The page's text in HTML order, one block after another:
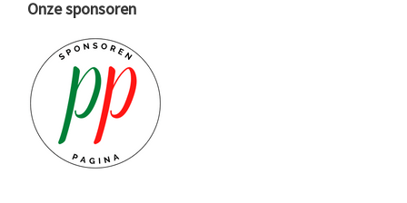
Onze sponsoren